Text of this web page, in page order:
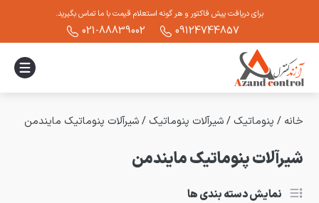
برای دریافت پیش فاکتور و هر گونه استعلام قیمت با ما تماس بگیرید.
09124744857
021-88839002
خانه / پنوماتیک /شیرآلات پنوماتیک /شیرآلات پنوماتیک مایندمن
شیرآلات پنوماتیک مایندمن
نمایش دسته بندی ها